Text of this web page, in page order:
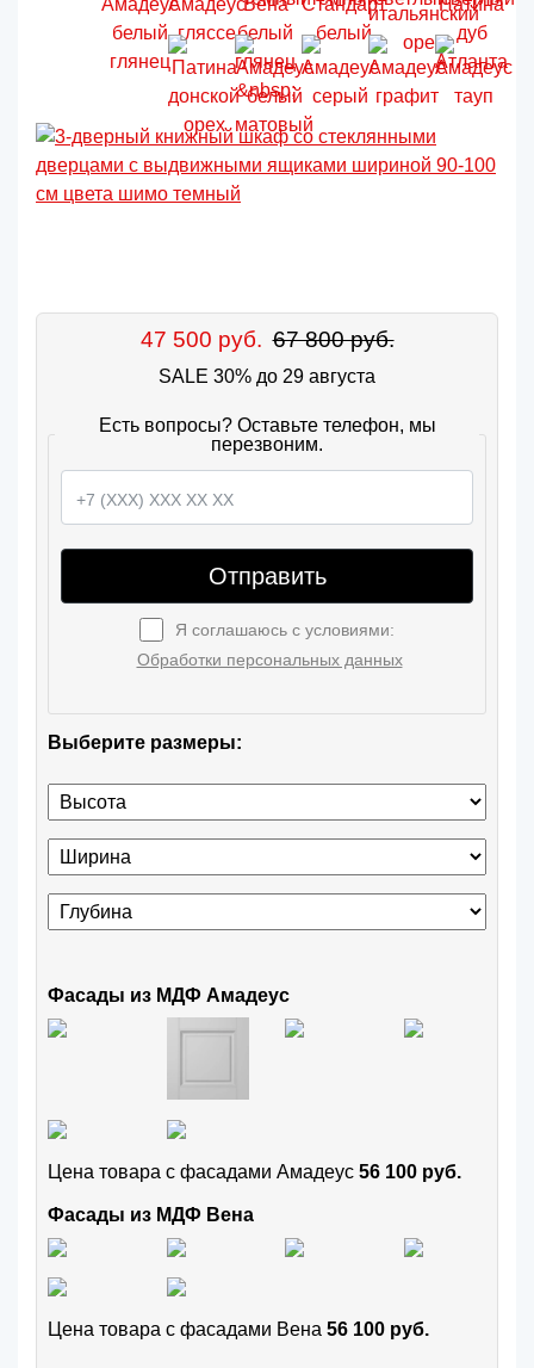
47 500 руб. 67 800 руб.
SALE 30% до 29 августа
Есть вопросы? Оставьте телефон, мы
перезвоним.
Отправить
Я соглашаюсь с условиями:
Обработки персональных данных
Выберите размеры:
Фасады из МДФ Амадеус
Цена товара с фасадами Амадеус 56 100 руб.
Фасады из МДФ Вена
Цена товара с фасадами Вена 56 100 руб.